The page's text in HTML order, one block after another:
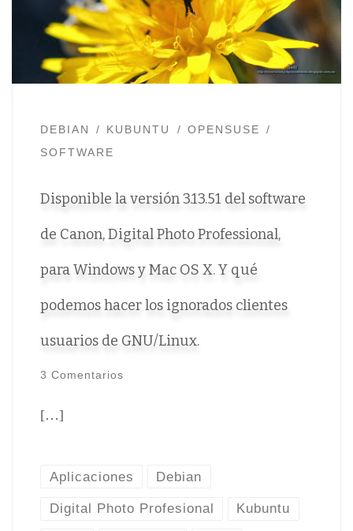
DEBIAN KUBUNTU
OPENSUSE
SOFTWARE
Disponible la versión 3.13.51 del software
de Canon, Digital Photo Professional,
para Windows y Mac OS X. Y qué
podemos hacer los ignorados clientes
usuarios de GNU/Linux.
3 Comentarios
[…]
Aplicaciones Debian
Digital Photo Profesional Kubuntu